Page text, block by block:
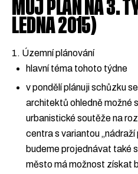
MŮJ PLÁN NA 3.
LEDNA 2015)
1. Územní plánování
hlavní téma tohoto týdne
v pondělí plánuji schůzku
architektů ohledně možné
urbanistické soutěže na
centra s variantou
budeme projednávat také
město má možnost získat